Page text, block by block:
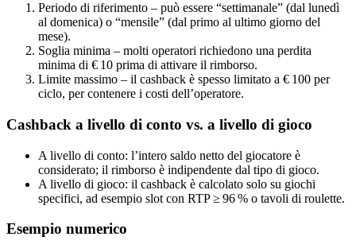
Periodo di riferimento – può essere “settimanale” (dal lunedì
al domenica) o “mensile” (dal primo al ultimo giorno del
mese).
Soglia minima – molti operatori richiedono una perdita
minima di € 10 prima di attivare il rimborso.
Limite massimo – il cashback è spesso limitato a € 100 per
ciclo, per contenere i costi dell’operatore.
Cashback a livello di conto vs. a livello di gioco
A livello di conto: l’intero saldo netto del giocatore è
considerato; il rimborso è indipendente dal tipo di gioco.
A livello di gioco: il cashback è calcolato solo su giochi
specifici, ad esempio slot con RTP ≥ 96 % o tavoli di roulette.
Esempio numerico